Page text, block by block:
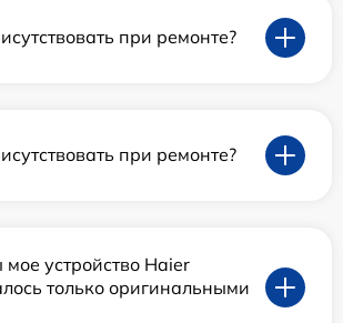
при ремонте?
при ремонте?
мое устройство Haier
только оригинальными